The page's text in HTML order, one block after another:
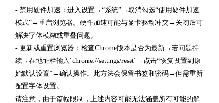
- 禁用硬件加速：进入设置→“系统”→取消勾选“使用硬件加速
模式”→重启浏览器。硬件加速可能与显卡驱动冲突→关闭后可
解决字体模糊或重叠问题。
- 更新或重置浏览器：检查Chrome版本是否为最新→若问题持
续→在地址栏输入`chrome://settings/reset`→点击“恢复设置到原
始默认设置”→确认操作。此方法会保留书签和密码→但需重新
配置字体设置。
请注意，由于篇幅限制，上述内容可能无法涵盖所有可能的解